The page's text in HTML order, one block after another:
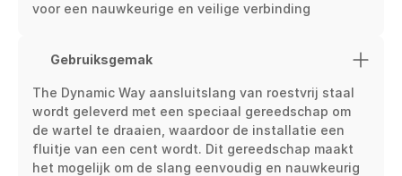
voor een nauwkeurige en veilige verbinding
Gebruiksgemak
The Dynamic Way aansluitslang van roestvrij staal
wordt geleverd met een speciaal gereedschap om
de wartel te draaien, waardoor de installatie een
fluitje van een cent wordt. Dit gereedschap maakt
het mogelijk om de slang eenvoudig en nauwkeurig